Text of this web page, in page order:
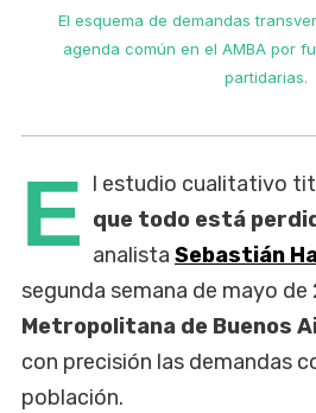
El esquema de demandas
agenda común en el AMBA por
partidarias.
E l estudio cualitativo
que todo está
analista Sebastián
segunda semana de mayo de
Metropolitana de Buenos
con precisión las demandas
población.